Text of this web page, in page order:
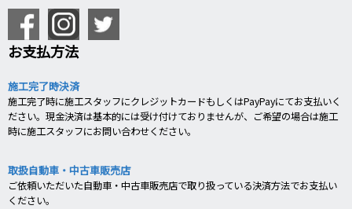
お支払方法
施工完了時決済
施工完了時に施工スタッフにクレジットカードもしくはPayPayにてお支払いく
ださい。現金決済は基本的には受け付けておりませんが、ご希望の場合は施工
時に施工スタッフにお問い合わせください。
取扱自動車・中古車販売店
ご依頼いただいた自動車・中古車販売店で取り扱っている決済方法でお支払い
ください。